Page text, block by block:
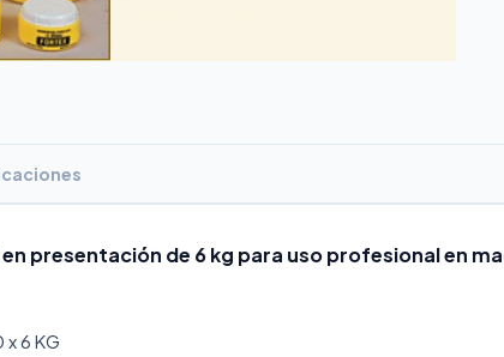
presentación de 6 kg para uso profesional en
x 6 KG